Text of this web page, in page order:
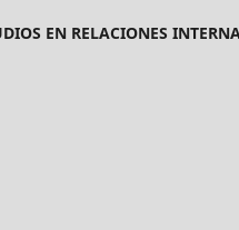
EN RELACIONES